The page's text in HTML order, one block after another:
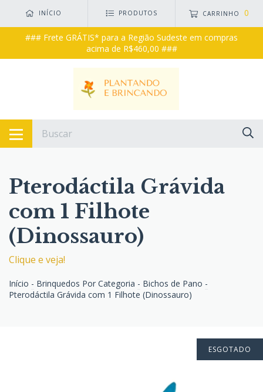
INÍCIO PRODUTOS CARRINHO 0
### Frete GRÁTIS* para a Região Sudeste em compras
acima de R$460,00 ###
Pterodáctila Grávida
com 1 Filhote
(Dinossauro)
Clique e veja!
Início - Brinquedos Por Categoria - Bichos de Pano -
Pterodáctila Grávida com 1 Filhote (Dinossauro)
ESGOTADO